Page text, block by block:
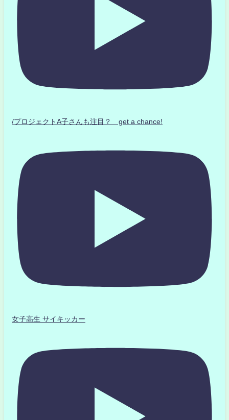
/プロジェクトA子さんも注目？ get a chance!
女子高生 サイキッカー